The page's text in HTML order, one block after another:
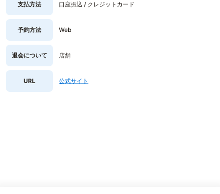
支払方法 口座振込 / クレジットカード
予約方法 Web
退会について 店舗
URL 公式サイト